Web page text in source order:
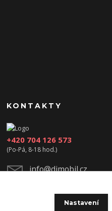
KONTAKTY
+420 704 126 573
(Po-Pá, 8-18 hod.)
info@djmobil.cz
Nastavení